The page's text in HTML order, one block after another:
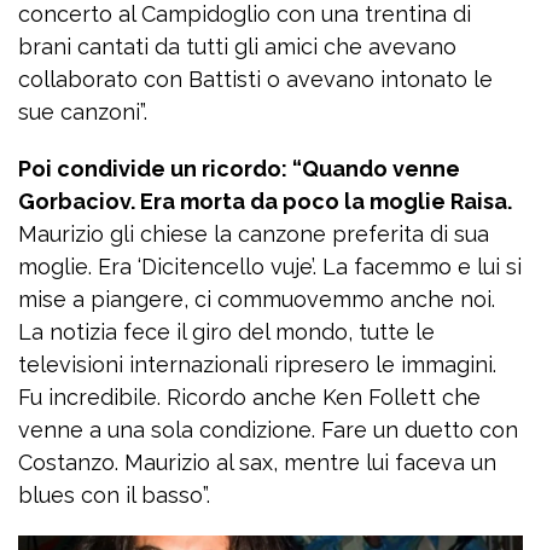
concerto al Campidoglio con una trentina di
brani cantati da tutti gli amici che avevano
collaborato con Battisti o avevano intonato le
sue canzoni”.
Poi condivide un ricordo: “Quando venne
Gorbaciov. Era morta da poco la moglie Raisa.
Maurizio gli chiese la canzone preferita di sua
moglie. Era ‘Dicitencello vuje’. La facemmo e lui si
mise a piangere, ci commuovemmo anche noi.
La notizia fece il giro del mondo, tutte le
televisioni internazionali ripresero le immagini.
Fu incredibile. Ricordo anche Ken Follett che
venne a una sola condizione. Fare un duetto con
Costanzo. Maurizio al sax, mentre lui faceva un
blues con il basso”.